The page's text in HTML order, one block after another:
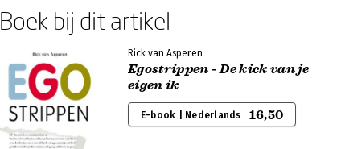
Boek bij dit artikel
Rick van Asperen
Egostrippen - De kick van je
eigen ik
E-book | Nederlands 16,50